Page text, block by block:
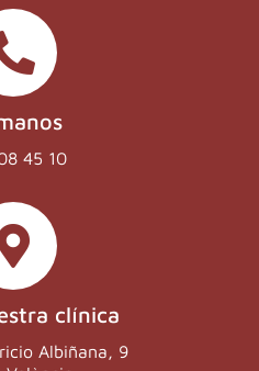
45 10
clínica
Albiñana, 9